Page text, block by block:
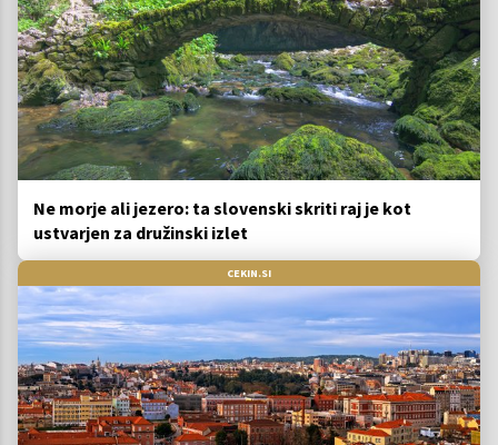
Ne morje ali jezero: ta slovenski skriti raj je kot
ustvarjen za družinski izlet
CEKIN.SI